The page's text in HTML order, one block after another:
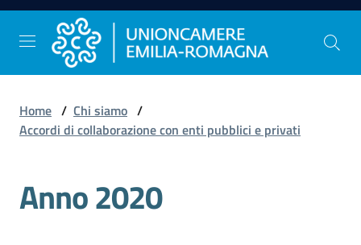
Vai al contenuto
Vai alla navigazione
Vai al footer
Comunicazione
Home / Chi siamo /
Accordi di collaborazione con enti pubblici e privati
Anno 2020